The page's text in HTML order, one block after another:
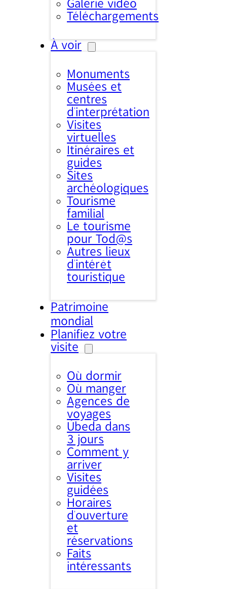
Galerie vidéo
Téléchargements
À voir
Monuments
Musées et
centres
d’interprétation
Visites
virtuelles
Itinéraires et
guides
Sites
archéologiques
Tourisme
familial
Le tourisme
pour Tod@s
Autres lieux
d'intérêt
touristique
Patrimoine
mondial
Planifiez votre
visite
Où dormir
Où manger
Agences de
voyages
Úbeda dans
3 jours
Comment y
arriver
Visites
guidées
Horaires
d’ouverture
et
réservations
Faits
intéressants